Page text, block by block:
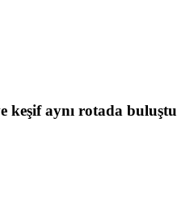
keşif aynı rotada buluştu